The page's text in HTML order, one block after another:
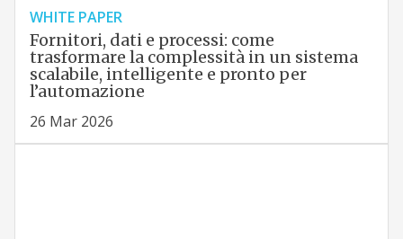
WHITE PAPER
Fornitori, dati e processi: come
trasformare la complessità in un sistema
scalabile, intelligente e pronto per
l’automazione
26 Mar 2026